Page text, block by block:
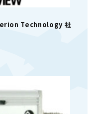
Technology 社